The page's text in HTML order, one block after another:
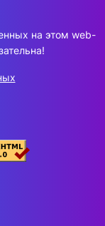
на этом web-